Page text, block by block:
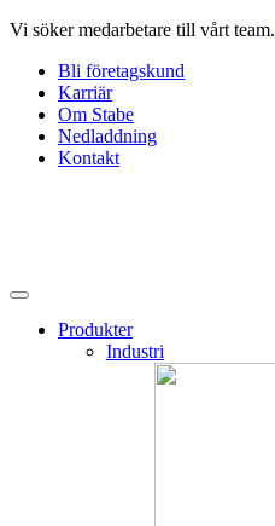
Hoppa
innehåll
Vi söker medarbetare till vårt team.
Bli företagskund
Karriär
Om Stabe
Nedladdning
Kontakt
Produkter
Industri